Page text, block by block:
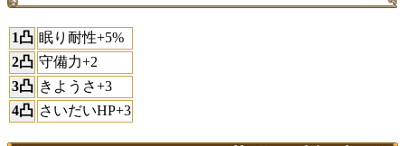
1凸 眠り耐性+5%
2凸 守備力+2
3凸 きようさ+3
4凸 さいだいHP+3